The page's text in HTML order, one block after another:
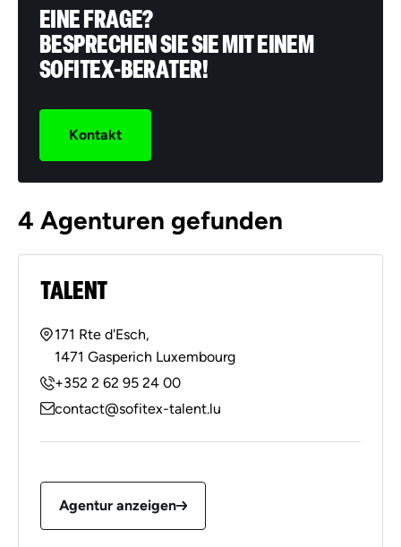
EINE FRAGE?
BESPRECHEN SIE SIE MIT EINEM
SOFITEX-BERATER!
Kontakt
4 Agenturen gefunden
TALENT
171 Rte d'Esch,
1471 Gasperich Luxembourg
+352 2 62 95 24 00
contact@sofitex-talent.lu
Agentur anzeigen